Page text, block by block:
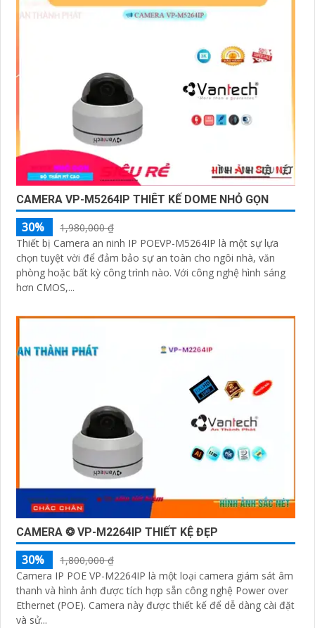
Điểm mạnh của Camera Vantech là chất lượng dịch vụ
tốt và hỗ trợ khách hàng chu đáo. Đội ngũ nhân viên kỹ
giải pháp camera phù hợp với nhu cầu và ngân sách
của bạn.
Nếu bạn đang tìm kiếm một giải pháp giám sát an ninh
tốt cho ngôi nhà hoặc doanh nghiệp của mình, Camera
Vantech Việt Nam là một lựa chọn hàng đầu mà bạn có
thể tin tưởng.
CAMERA VP-M5264IP THIÊT KẾ DOME NHỎ GỌN
30%
1,980,000 ₫
Thiết bị Camera an ninh IP POEVP-M5264IP là một sự lựa
chọn tuyệt vời để đảm bảo sự an toàn cho ngôi nhà, văn
phòng hoặc bất kỳ công trình nào. Với công nghệ hình sáng
hơn CMOS,...
CAMERA ❂ VP-M2264IP THIẾT KỆ ĐẸP
30%
1,800,000 ₫
Camera IP POE VP-M2264IP là một loại camera giám sát âm
thanh và hình ảnh được tích hợp sẵn công nghệ Power over
Ethernet (POE). Camera này được thiết kế để dễ dàng cài đặt
và sử...